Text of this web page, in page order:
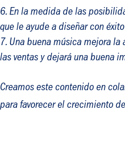
En la medida de las
que le ayude a diseñar con
Una buena música mejora
las ventas y dejará una buena
Creamos este contenido en
para favorecer el crecimiento